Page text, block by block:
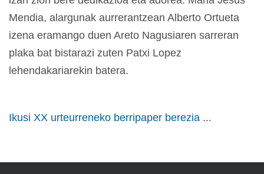
Mendia, alargunak aurrerantzean Alberto Ortueta
izena eramango duen Areto Nagusiaren sarreran
plaka bat bistarazi zuten Patxi Lopez
lehendakariarekin batera.
Ikusi XX urteurreneko berripaper berezia ...